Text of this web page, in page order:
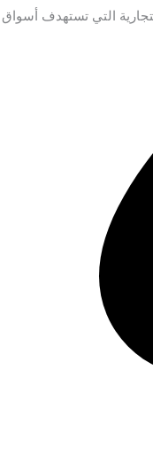
التي تستهدف أسواق